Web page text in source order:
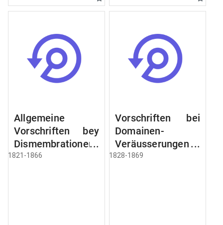
Allgemeine
Vorschriften bey
Dismembrationen
Domainen-
1821-1866
Vorschriften bei
Domainen-
Veräusserungen
und
1828-1869